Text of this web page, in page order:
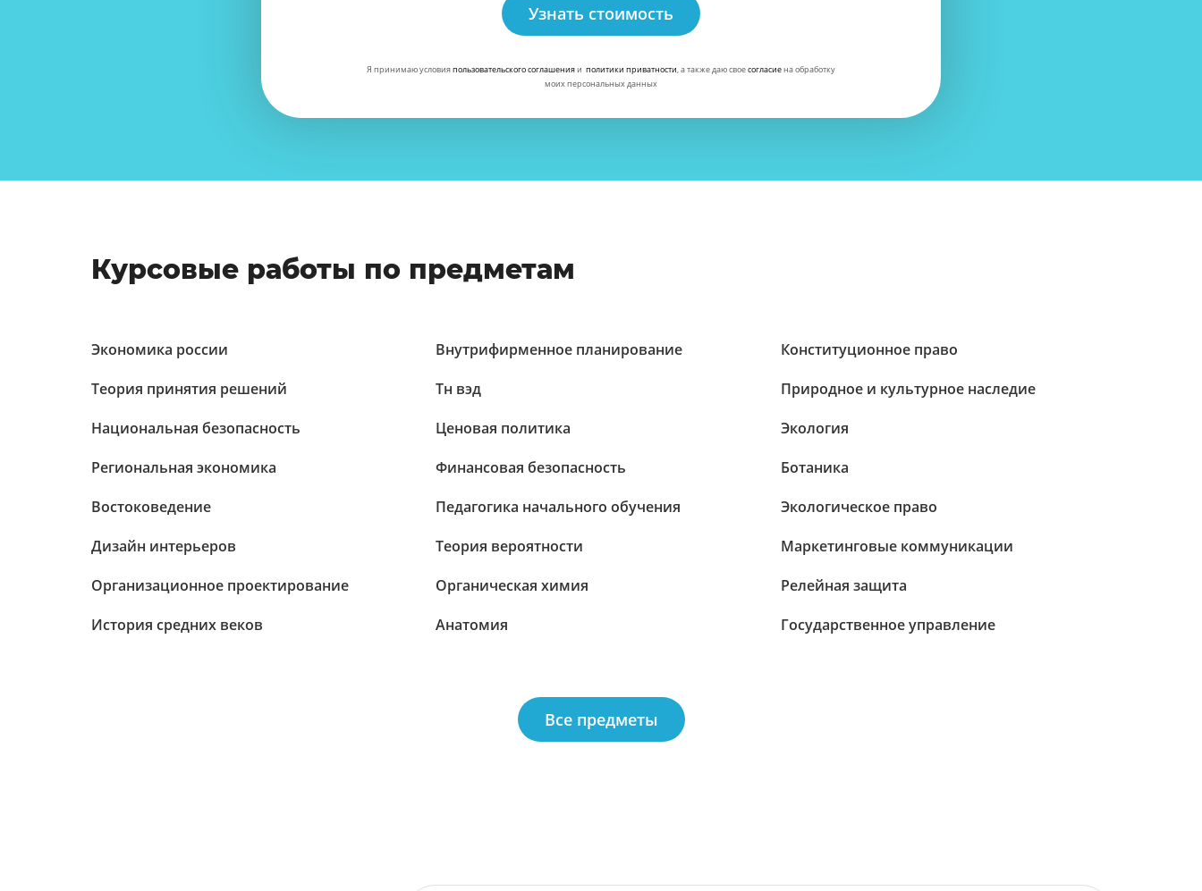
Узнать стоимость
Я принимаю условияпользовательского соглашенияи политики приватности, а также даю своесогласиена обработку
моих персональных данных
Курсовые работы по предметам
Экономика россии
Теория принятия решений
Национальная безопасность
Региональная экономика
Востоковедение
Дизайн интерьеров
Организационное проектирование
История средних веков
Внутрифирменное планирование
Тн вэд
Ценовая политика
Финансовая безопасность
Педагогика начального обучения
Теория вероятности
Органическая химия
Анатомия
Конституционное право
Природное и культурное наследие
Экология
Ботаника
Экологическое право
Маркетинговые коммуникации
Релейная защита
Государственное управление
Все предметы